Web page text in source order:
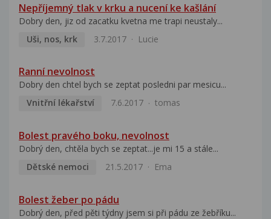
Nepříjemný tlak v krku a nucení ke kašlání
Dobry den, jiz od zacatku kvetna me trapi neustaly...
Uši, nos, krk
3.7.2017 Lucie
Ranní nevolnost
Dobry den chtel bych se zeptat posledni par mesicu...
Vnitřní lékařství
7.6.2017 tomas
Bolest pravého boku, nevolnost
Dobrý den, chtěla bych se zeptat...je mi 15 a stále...
Dětské nemoci
21.5.2017 Ema
Bolest žeber po pádu
Dobrý den, před pěti týdny jsem si při pádu ze žebříku...